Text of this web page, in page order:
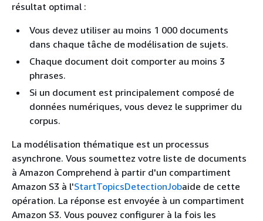
résultat optimal :
Vous devez utiliser au moins 1 000 documents
dans chaque tâche de modélisation de sujets.
Chaque document doit comporter au moins 3
phrases.
Si un document est principalement composé de
données numériques, vous devez le supprimer du
corpus.
La modélisation thématique est un processus
asynchrone. Vous soumettez votre liste de documents
à Amazon Comprehend à partir d'un compartiment
Amazon S3 à l'StartTopicsDetectionJobaide de cette
opération. La réponse est envoyée à un compartiment
Amazon S3. Vous pouvez configurer à la fois les